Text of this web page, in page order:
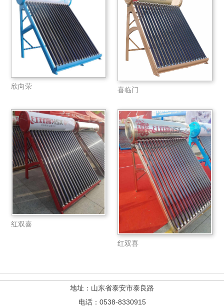
欣向荣 喜临门
红双喜
红双喜
地址：山东省泰安市泰良路
电话：0538-8330915